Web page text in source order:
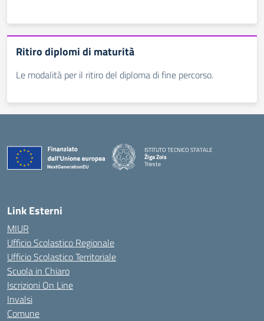
Ritiro diplomi di maturità
Le modalità per il ritiro del diploma di fine percorso.
ISTITUTO TECNICO STATALE
Žiga Zois
Trieste
Link Esterni
MIUR
Ufficio Scolastico Regionale
Ufficio Scolastico Territoriale
Scuola in Chiaro
Iscrizioni On Line
Invalsi
Comune